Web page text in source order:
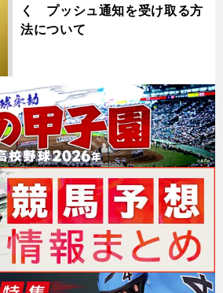
く プッシュ通知を受け取る方
法について